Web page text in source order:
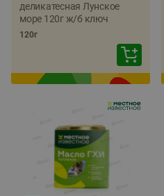
деликатесная Лунское
море 120г ж/б ключ
120г